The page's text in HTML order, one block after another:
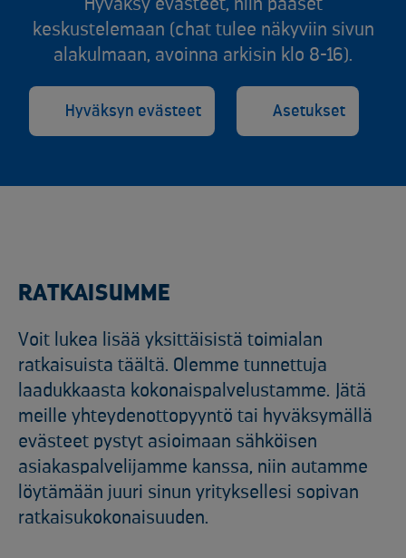
Hyväksy evästeet, niin pääset
keskustelemaan (chat tulee näkyviin sivun
alakulmaan, avoinna arkisin klo 8-16).
Hyväksyn evästeet Asetukset
RATKAISUMME
Voit lukea lisää yksittäisistä toimialan
ratkaisuista täältä. Olemme tunnettuja
laadukkaasta kokonaispalvelustamme. Jätä
meille yhteydenottopyyntö tai hyväksymällä
evästeet pystyt asioimaan sähköisen
asiakaspalvelijamme kanssa, niin autamme
löytämään juuri sinun yrityksellesi sopivan
ratkaisukokonaisuuden.